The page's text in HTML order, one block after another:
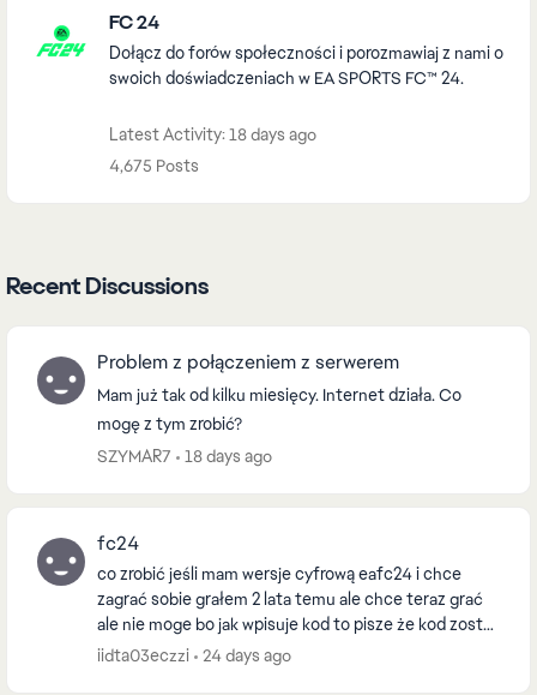
FC 24
Dołącz do forów społeczności i porozmawiaj z nami o
swoich doświadczeniach w EA SPORTS FC™ 24.
Latest Activity: 18 days ago
4,675 Posts
Recent Discussions
Problem z połączeniem z serwerem
Mam już tak od kilku miesięcy. Internet działa. Co
mogę z tym zrobić?
SZYMAR7
18 days ago
fc24
co zrobić jeśli mam wersje cyfrową eafc24 i chce
zagrać sobie grałem 2 lata temu ale chce teraz grać
ale nie moge bo jak wpisuje kod to pisze że kod został
już zrealizowany i nie moge dojśćdo tego na...
iidta03eczzi 24 days ago